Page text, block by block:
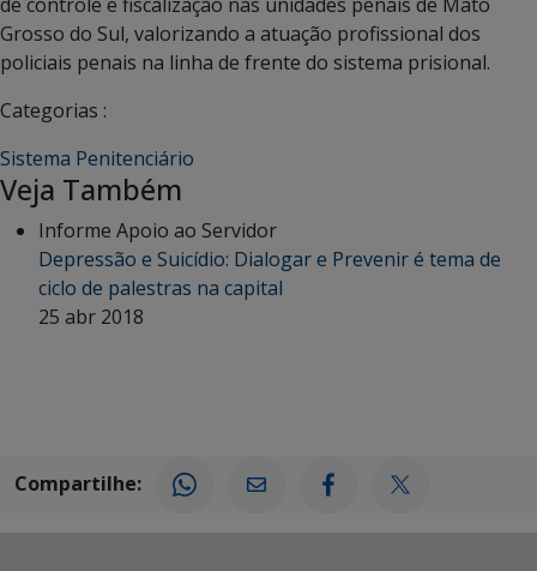
de controle e fiscalização nas unidades penais de Mato
Grosso do Sul, valorizando a atuação profissional dos
policiais penais na linha de frente do sistema prisional.
Categorias :
Sistema Penitenciário
Veja Também
Informe Apoio ao Servidor
Depressão e Suicídio: Dialogar e Prevenir é tema de
ciclo de palestras na capital
25 abr 2018
Compartilhe: